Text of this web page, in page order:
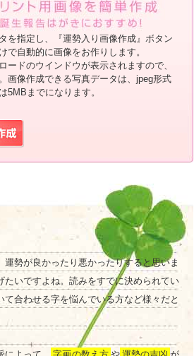
を指定し、『運勢入り画像作成』ボタン
で自動的に画像をお作りします。
ードのウインドウが表示されますので、
画像作成できる写真データは、jpeg形式
5MBまでになります。
勢が良かったり悪かったりすると思いま
いですよね。読みをすでに決められてい
合わせる字を悩んでいる方など様々だと